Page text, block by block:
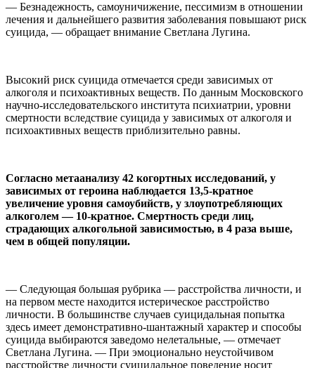
— Безнадежность, самоуничижение, пессимизм в отношении
лечения и дальнейшего развития заболевания повышают риск
суицида, — обращает внимание Светлана Лугина.
Высокий риск суицида отмечается среди зависимых от
алкоголя и психоактивных веществ. По данным Московского
научно-исследовательского института психиатрии, уровни
смертности вследствие суицида у зависимых от алкоголя и
психоактивных веществ приблизительно равны.
Согласно метаанализу 42 когортных исследований, у
зависимых от героина наблюдается 13,5-кратное
увеличение уровня самоубийств, у злоупотребляющих
алкоголем — 10-кратное. Смертность среди лиц,
страдающих алкогольной зависимостью, в 4 раза выше,
чем в общей популяции.
— Следующая большая рубрика — расстройства личности, и
на первом месте находится истерическое расстройство
личности. В большинстве случаев суицидальная попытка
здесь имеет демонстративно-шантажный характер и способы
суицида выбираются заведомо нелетальные, — отмечает
Светлана Лугина. — При эмоционально неустойчивом
расстройстве личности суицидальное поведение носит